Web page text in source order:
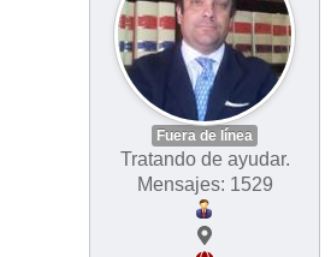
Fuera de línea
Tratando de ayudar.
Mensajes: 1529